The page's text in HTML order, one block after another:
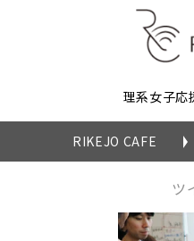
理系女子応
RIKEJO CAFE
ツ